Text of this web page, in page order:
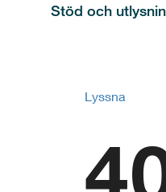
Stöd och
Lyssna